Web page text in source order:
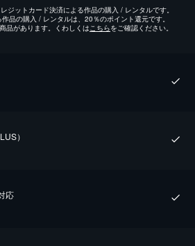
ジットカード決済による作品の購入 / レンタルです。
品の購入 / レンタルは、20％のポイント還元です。
品があります。くわしくはこちらをご確認ください。
）
応